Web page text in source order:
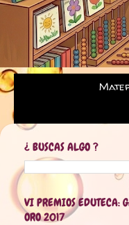
¿ BUSCAS ALGO ?
VI PREMIOS EDUTECA:
ORO 2017